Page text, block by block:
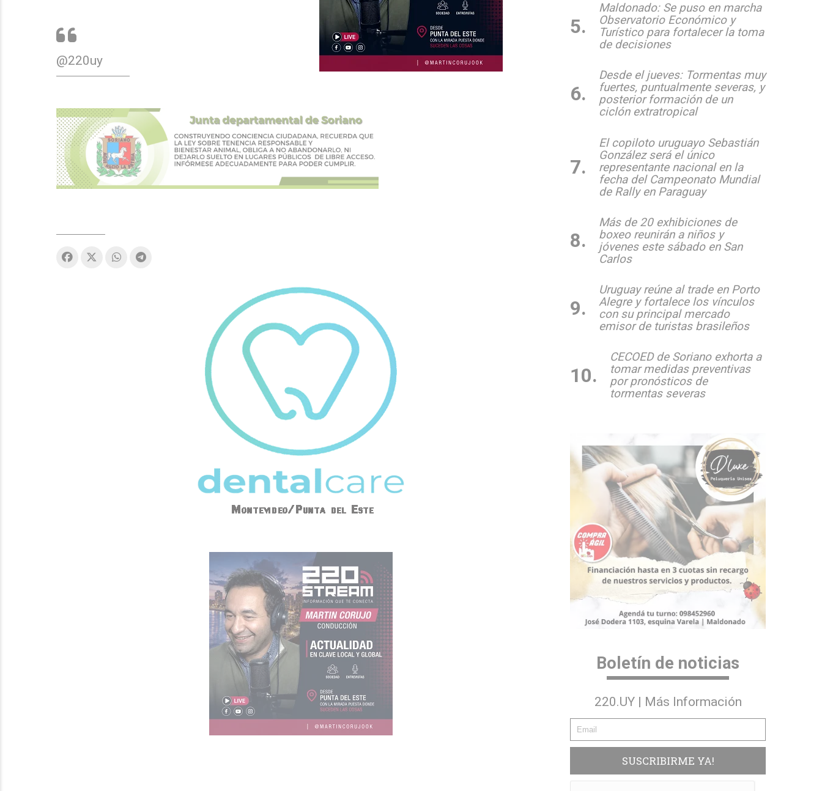
@220uy
Maldonado: Se puso en marcha
Observatorio Económico y
Turístico para fortalecer la toma
de decisiones
Desde el jueves: Tormentas muy
fuertes, puntualmente severas, y
posterior formación de un
ciclón extratropical
El copiloto uruguayo Sebastián
González será el único
representante nacional en la
fecha del Campeonato Mundial
de Rally en Paraguay
Más de 20 exhibiciones de
boxeo reunirán a niños y
jóvenes este sábado en San
Carlos
Uruguay reúne al trade en Porto
Alegre y fortalece los vínculos
con su principal mercado
emisor de turistas brasileños
CECOED de Soriano exhorta a
tomar medidas preventivas
por pronósticos de
tormentas severas
Boletín de noticias
220.UY | Más Información
SUSCRIBIRME YA!